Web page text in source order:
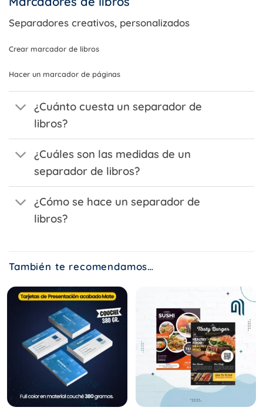
Separadores creativos, personalizados
Crear marcador de libros
Hacer un marcador de páginas
¿Cuánto cuesta un separador de
libros?
¿Cuáles son las medidas de un
separador de libros?
¿Cómo se hace un separador de
libros?
También te recomendamos…